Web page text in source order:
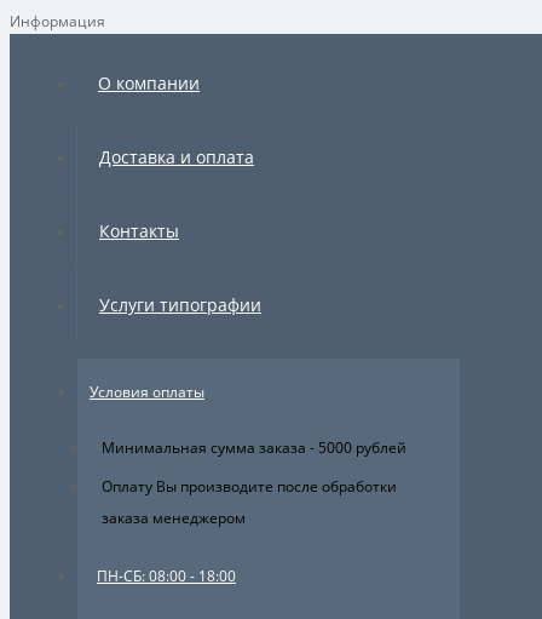
Информация ×
О компании
Доставка и оплата
Контакты
Услуги типографии
Условия оплаты
Минимальная сумма заказа - 5000 рублей
Оплату Вы производите после обработки
заказа менеджером
ПН-СБ: 08:00 - 18:00